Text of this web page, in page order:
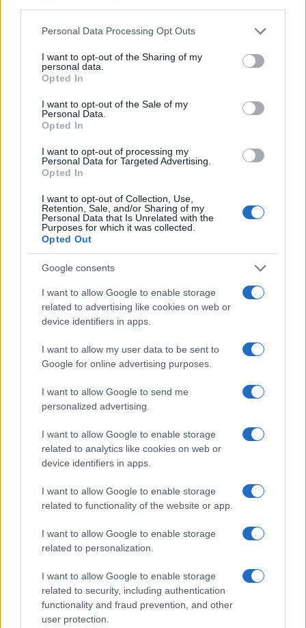
Please note that this website/app uses one or more Google
not limited to your visit or usage behaviour. You may click to
grant or deny consent to Google and its third-party tags to
use your data for below specified purposes in below Google
consent section.
Personal Data Processing Opt Outs
I want to opt-out of the Sharing of my
personal data.
Opted In
I want to opt-out of the Sale of my
Personal Data.
Opted In
I want to opt-out of processing my
Personal Data for Targeted Advertising.
Opted In
I want to opt-out of Collection, Use,
Retention, Sale, and/or Sharing of my
Personal Data that Is Unrelated with the
Purposes for which it was collected.
Opted Out
Google consents
I want to allow Google to enable storage
related to advertising like cookies on web or
device identifiers in apps.
I want to allow my user data to be sent to
Google for online advertising purposes.
I want to allow Google to send me
personalized advertising.
I want to allow Google to enable storage
related to analytics like cookies on web or
device identifiers in apps.
I want to allow Google to enable storage
related to functionality of the website or app.
I want to allow Google to enable storage
related to personalization.
I want to allow Google to enable storage
related to security, including authentication
functionality and fraud prevention, and other
user protection.
luminoso e capacità fotografiche di alto livello, con
la versione Pro studiata per chi desidera prestazioni
state valutando l’acquisto, conviene monitorare le
offerte sul sito ufficiale e le promozioni temporanee
per ottenere il massimo risparmio al lancio.
AUTORE
Bianca Magni
Bianca Magni ha trascritto a mano il diario di
un collezionista fiorentino trovato all'Archivio
di Stato per una serie sul Rinascimento
urbano; è collaboratrice storica che propone
percorsi culturali e note d'archivio. Vive a
Firenze ed è referente per scambi con